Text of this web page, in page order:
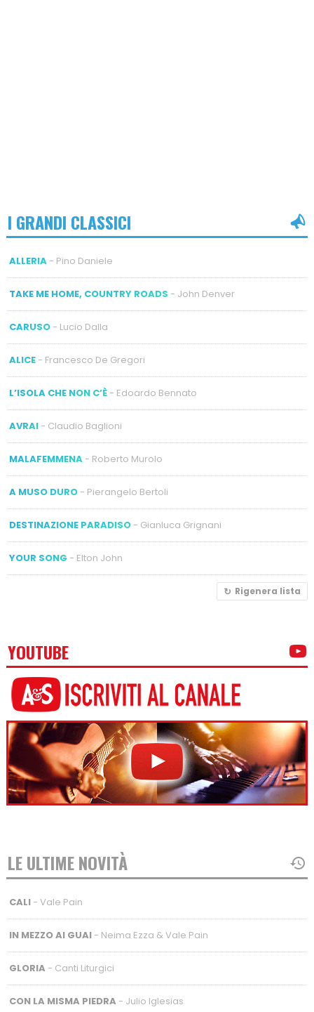
I GRANDI CLASSICI
ALLERIA- Pino Daniele
TAKE ME HOME, COUNTRY ROADS - John Denver
CARUSO- Lucio Dalla
ALICE- Francesco De Gregori
L’ISOLA CHE NON C’È- Edoardo Bennato
AVRAI- Claudio Baglioni
MALAFEMMENA- Roberto Murolo
A MUSO DURO- Pierangelo Bertoli
DESTINAZIONE PARADISO- Gianluca Grignani
YOUR SONG - Elton John
Rigenera lista
YOUTUBE
LE ULTIME NOVITÀ
CALI- Vale Pain
IN MEZZO AI GUAI- Neima Ezza & Vale Pain
GLORIA - Canti Liturgici
CON LA MISMA PIEDRA - Julio Iglesias